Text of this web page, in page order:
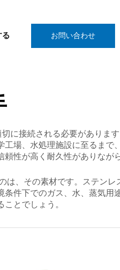
る お問い合わせ
に接続される必要がありま
場、水処理施設に至るまで
性が高く耐久性がありなが
、その素材です。ステンレ
件下でのガス、水、蒸気用
とでしょう。